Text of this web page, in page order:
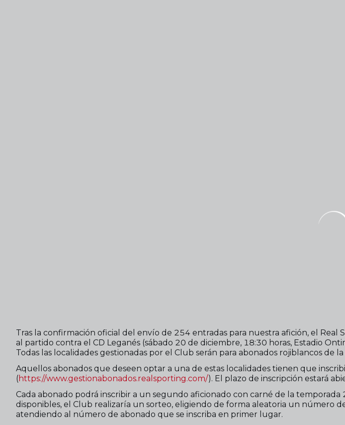
Tras la confirmación oficial del envío de 254 entradas para nuestra afición, el Real
al partido contra el CD Leganés (sábado 20 de diciembre, 18:30 horas, Estadio
Todas las localidades gestionadas por el Club serán para abonados rojiblancos de
Aquellos abonados que deseen optar a una de estas localidades tienen que
(https://www.gestionabonados.realsporting.com/). El plazo de inscripción estará
Cada abonado podrá inscribir a un segundo aficionado con carné de la
disponibles, el Club realizaría un sorteo, eligiendo de forma aleatoria un número
atendiendo al número de abonado que se inscriba en primer lugar.